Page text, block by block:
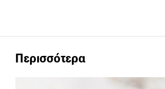
Περισσότερα